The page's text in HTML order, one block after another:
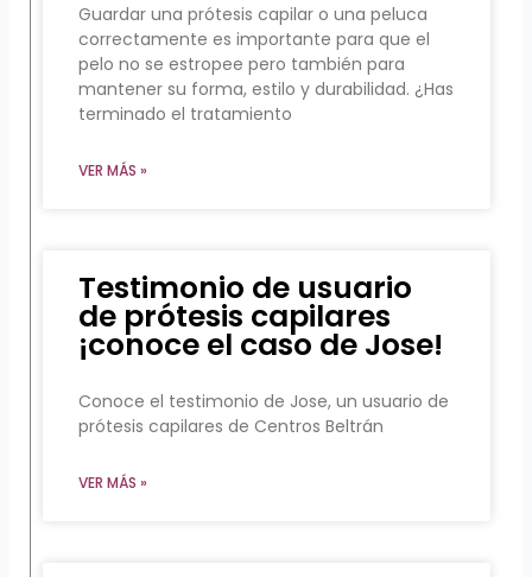
Guardar una prótesis capilar o una peluca
correctamente es importante para que el
pelo no se estropee pero también para
mantener su forma, estilo y durabilidad. ¿Has
terminado el tratamiento
VER MÁS »
Testimonio de usuario
de prótesis capilares
¡conoce el caso de Jose!
Conoce el testimonio de Jose, un usuario de
prótesis capilares de Centros Beltrán
VER MÁS »